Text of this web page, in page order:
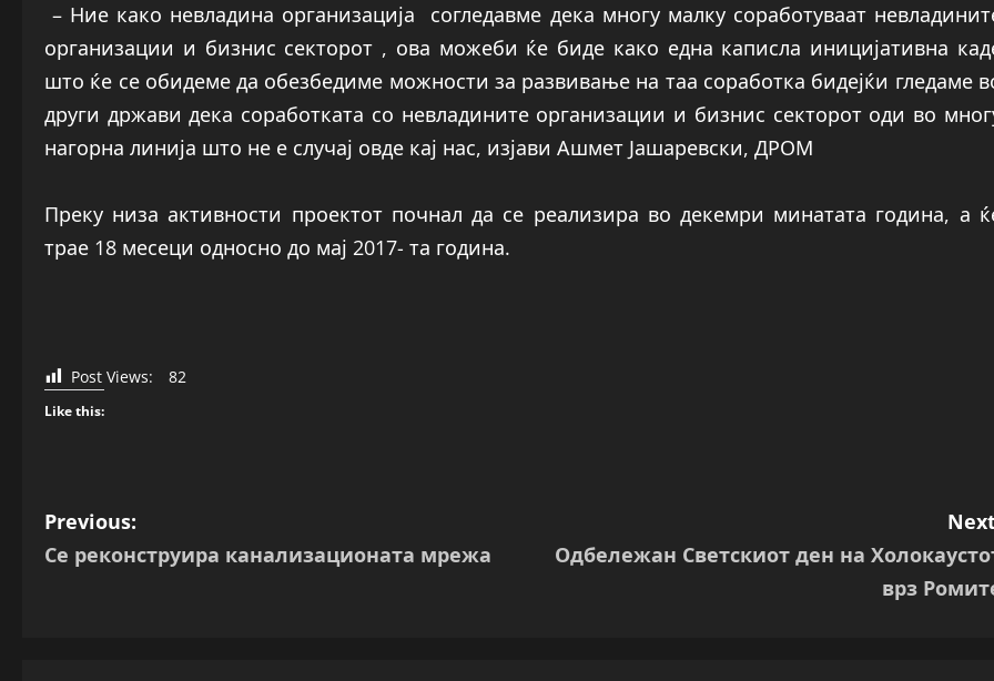
– Ние како невладина организација согледавме дека многу малку соработуваат
организации и бизнис секторот , ова можеби ќе биде како една каписла иницијативна
што ќе се обидеме да обезбедиме можности за развивање на таа соработка бидејќи гледаме
други држави дека соработката со невладините организации и бизнис секторот оди во
нагорна линија што не е случај овде кај нас, изјави Ашмет Јашаревски, ДРОМ
Преку низа активности проектот почнал да се реализира во декемри минатата година, а
трае 18 месеци односно до мај 2017- та година.
Post Views: 82
Like this:
P
o
Previous:
Се реконструира канализационата мрежа
Одбележан Светскиот ден на
врз